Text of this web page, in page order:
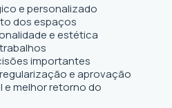
e personalizado
dos espaços
e estética
importantes
e aprovação
e melhor retorno do